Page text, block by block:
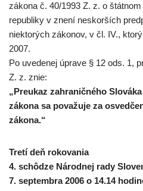
zákona č. 40/1993 Z. z. o
republiky v znení neskorších
niektorých zákonov, v čl. IV.,
2007.
Po uvedenej úprave § 12 ods. 1,
Z. z. znie:
„Preukaz zahraničného
zákona sa považuje za
zákona.“
Tretí deň rokovania
4. schôdze Národnej rady
7. septembra 2006 o 14.14